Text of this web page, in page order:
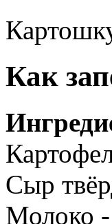
Как
Сыр
Молоко -